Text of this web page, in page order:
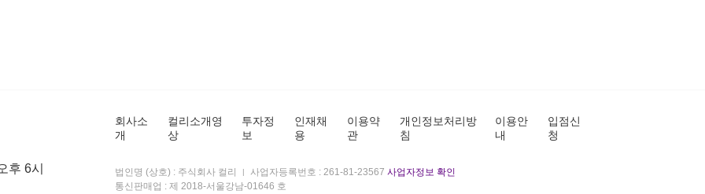
후 6시
회사소
개
컬리소개영
상
투자정
보
인재채
용
이용약
관
개인정보처리방
침
이용안
내
입점신
청
법인명 (상호) : 주식회사 컬리 사업자등록번호 : 261-81-23567 사업자정보 확인
통신판매업 : 제 2018-서울강남-01646 호